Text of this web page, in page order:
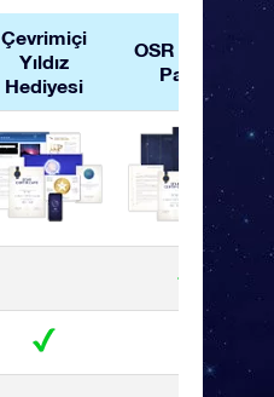
Çevrimiçi
Yıldız
Hediyesi
OSR Hediye
Paketi